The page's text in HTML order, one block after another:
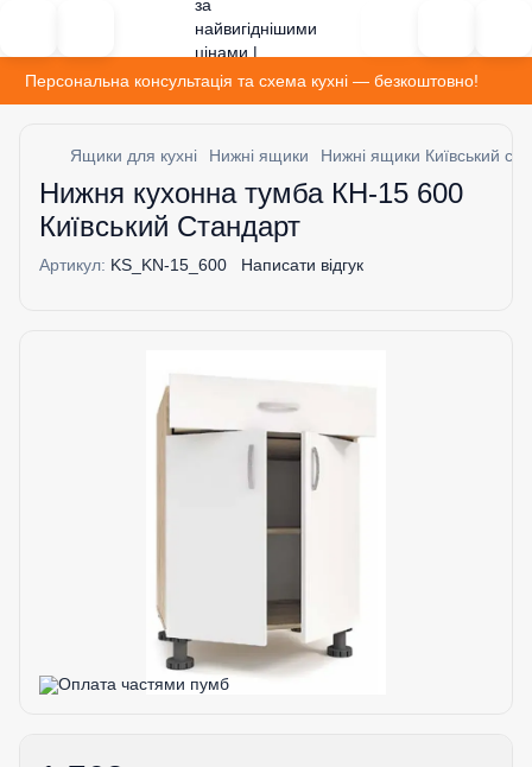
Персональна консультація та схема кухні — безкоштовно!
Ящики для кухні Нижні ящики Нижні ящики Київський
Нижня кухонна тумба КН-15 600
Київський Стандарт
Артикул: KS_KN-15_600 Написати відгук